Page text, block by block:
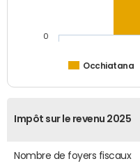
Occhiatana
0
Impôt sur le revenu 2025
Nombre de foyers fiscaux